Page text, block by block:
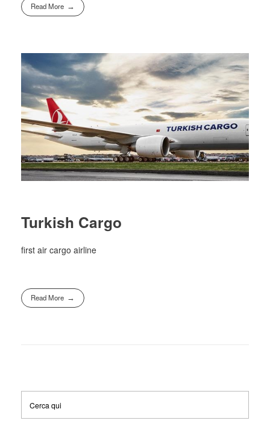
Read More
Turkish Cargo
first air cargo airline
Read More